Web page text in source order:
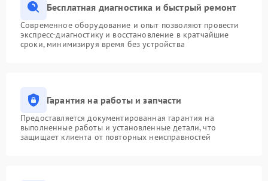
Бесплатная диагностика и быстрый ремонт
Современное оборудование и опыт позволяют провести
экспресс-диагностику и восстановление в кратчайшие
сроки, минимизируя время без устройства
Гарантия на работы и запчасти
Предоставляется документированная гарантия на
выполненные работы и установленные детали, что
защищает клиента от повторных неисправностей